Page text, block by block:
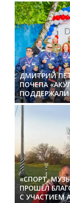
ДМИТРИЙ
ПОЧЕПА
«СПОРТ,
ПРОШЁЛ
С УЧАСТИЕМ